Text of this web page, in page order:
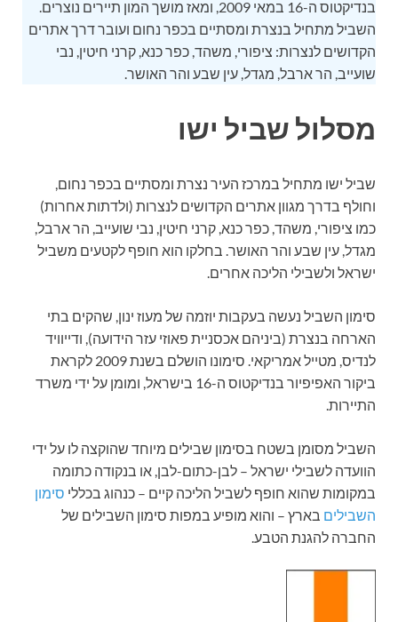
בנדיקטוס ה-16 במאי 2009, ומאז מושך המון תיירים נוצרים.
השביל מתחיל בנצרת ומסתיים בכפר נחום ועובר דרך אתרים
הקדושים לנצרות: ציפורי, משהד, כפר כנא, קרני חיטין, נבי
שועייב, הר ארבל, מגדל, עין שבע והר האושר.
מסלול שביל ישו
שביל ישו מתחיל במרכז העיר נצרת ומסתיים בכפר נחום,
וחולף בדרך מגוון אתרים הקדושים לנצרות (ולדתות אחרות)
כמו ציפורי, משהד, כפר כנא, קרני חיטין, נבי שועייב, הר ארבל,
מגדל, עין שבע והר האושר. בחלקו הוא חופף לקטעים משביל
ישראל ולשבילי הליכה אחרים.
סימון השביל נעשה בעקבות יוזמה של מעוז ינון, שהקים בתי
הארחה בנצרת (ביניהם אכסניית פאוזי עזר הידועה), ודייוויד
לנדיס, מטייל אמריקאי. סימונו הושלם בשנת 2009 לקראת
ביקור האפיפיור בנדיקטוס ה-16 בישראל, ומומן על ידי משרד
התיירות.
השביל מסומן בשטח בסימון שבילים מיוחד שהוקצה לו על ידי
הוועדה לשבילי ישראל – לבן-כתום-לבן, או בנקודה כתומה
במקומות שהוא חופף לשביל הליכה קיים – כנהוג בכללי סימון
השבילים בארץ – והוא מופיע במפות סימון השבילים של
החברה להגנת הטבע.